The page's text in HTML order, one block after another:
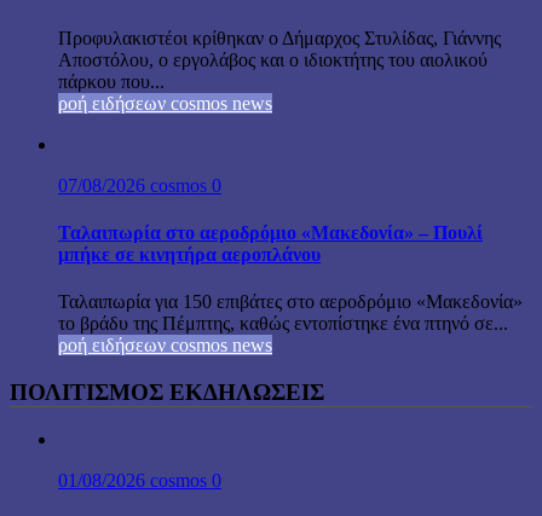
Προφυλακιστέοι κρίθηκαν ο Δήμαρχος Στυλίδας, Γιάννης
Αποστόλου, ο εργολάβος και ο ιδιοκτήτης του αιολικού
πάρκου που...
ροή ειδήσεων cosmos news
07/08/2026 cosmos 0
Ταλαιπωρία στο αεροδρόμιο «Μακεδονία» – Πουλί
μπήκε σε κινητήρα αεροπλάνου
Ταλαιπωρία για 150 επιβάτες στο αεροδρόμιο «Μακεδονία»
το βράδυ της Πέμπτης, καθώς εντοπίστηκε ένα πτηνό σε...
ροή ειδήσεων cosmos news
ΠΟΛΙΤΙΣΜΟΣ ΕΚΔΗΛΩΣΕΙΣ
01/08/2026 cosmos 0